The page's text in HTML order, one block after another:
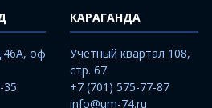
оф
35
КАРАГАНДА
Учетный квартал 108,
стр. 67
+7 (701) 575-77-87
info@um-74.ru